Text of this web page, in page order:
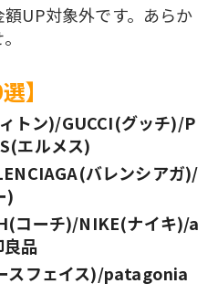
UP対象外です。あらか
】
トン)/GUCCI(グッチ)/P
エルメス)
バレンシアガ)/
)
コーチ)/NIKE(ナイキ)/a
品
スフェイス)/patagonia